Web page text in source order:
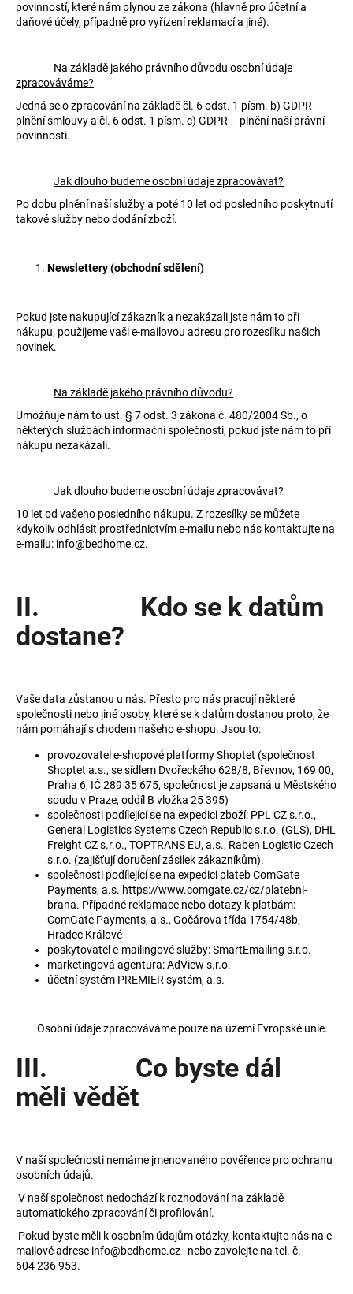
povinností, které nám plynou ze zákona (hlavně pro účetní a
daňové účely, případně pro vyřízení reklamací a jiné).
Na základě jakého právního důvodu osobní údaje
zpracováváme?
Jedná se o zpracování na základě čl. 6 odst. 1 písm. b) GDPR –
plnění smlouvy a čl. 6 odst. 1 písm. c) GDPR – plnění naší právní
povinnosti.
Jak dlouho budeme osobní údaje zpracovávat?
Po dobu plnění naší služby a poté 10 let od posledního poskytnutí
takové služby nebo dodání zboží.
Newslettery (obchodní sdělení)
Pokud jste nakupující zákazník a nezakázali jste nám to při
nákupu, použijeme vaši e-mailovou adresu pro rozesílku našich
novinek.
Na základě jakého právního důvodu?
Umožňuje nám to ust. § 7 odst. 3 zákona č. 480/2004 Sb., o
některých službách informační společnosti, pokud jste nám to při
nákupu nezakázali.
Jak dlouho budeme osobní údaje zpracovávat?
10 let od vašeho posledního nákupu. Z rozesílky se můžete
kdykoliv odhlásit prostřednictvím e-mailu nebo nás kontaktujte na
e-mailu: info@bedhome.cz.
II. Kdo se k datům
dostane?
Vaše data zůstanou u nás. Přesto pro nás pracují některé
společnosti nebo jiné osoby, které se k datům dostanou proto, že
nám pomáhají s chodem našeho e-shopu. Jsou to:
provozovatel e-shopové platformy Shoptet (společnost
Shoptet a.s., se sídlem Dvořeckého 628/8, Břevnov, 169 00,
Praha 6, IČ 289 35 675, společnost je zapsaná u Městského
soudu v Praze, oddíl B vložka 25 395)
společnosti podílející se na expedici zboží: PPL CZ s.r.o.,
General Logistics Systems Czech Republic s.r.o. (GLS), DHL
Freight CZ s.r.o., TOPTRANS EU, a.s., Raben Logistic Czech
s.r.o. (zajišťují doručení zásilek zákazníkům).
společnosti podílející se na expedici plateb ComGate
Payments, a.s. https://www.comgate.cz/cz/platebni-
brana. Případné reklamace nebo dotazy k platbám:
ComGate Payments, a.s., Gočárova třída 1754/48b,
Hradec Králové
poskytovatel e-mailingové služby: SmartEmailing s.r.o.
marketingová agentura: AdView s.r.o.
účetní systém PREMIER systém, a.s.
Osobní údaje zpracováváme pouze na území Evropské unie.
III. Co byste dál
měli vědět
V naší společnosti nemáme jmenovaného pověřence pro ochranu
osobních údajů.
V naší společnost nedochází k rozhodování na základě
automatického zpracování či profilování.
Pokud byste měli k osobním údajům otázky, kontaktujte nás na e-
mailové adrese info@bedhome.cz nebo zavolejte na tel. č.
604 236 953.